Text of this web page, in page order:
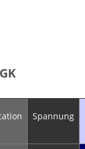
Spannung